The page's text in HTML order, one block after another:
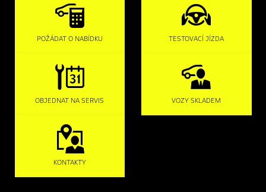
POŽÁDAT O NABÍDKU TESTOVACÍ JÍZDA
OBJEDNAT NA SERVIS VOZY SKLADEM
KONTAKTY